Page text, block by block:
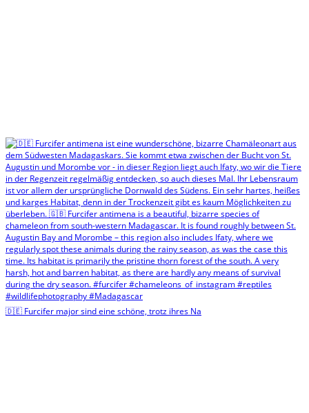
🇩🇪 Furcifer major sind eine schöne, trotz ihres Na